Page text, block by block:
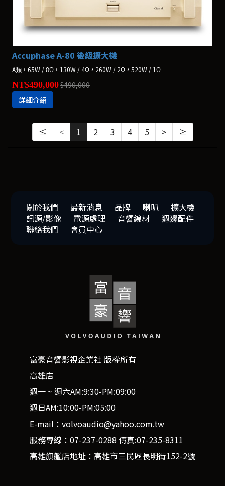
Accuphase A-80 後級擴大機
A類，65W / 8Ω，130W / 4Ω，260W / 2Ω，520W / 1Ω
NT$490,000$490,000
詳細介紹
≤ < 1 2 3 4 5 > ≥
關於我們 最新消息 品牌 喇叭
擴大機
訊源/影像
電源處理 音響線材
週邊配件
聯絡我們
會員中心
富豪音響影視企業社 版權所有
高雄店
週一 ~ 週六AM:9:30-PM:09:00
週日AM:10:00-PM:05:00
E-mail：volvoaudio@yahoo.com.tw
服務專線：07-237-0288 傳真:07-235-8311
高雄旗艦店地址：高雄市三民區長明街152-2號